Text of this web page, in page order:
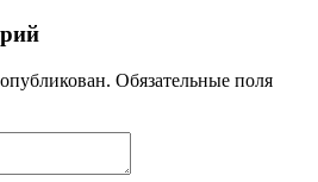
Обязательные поля